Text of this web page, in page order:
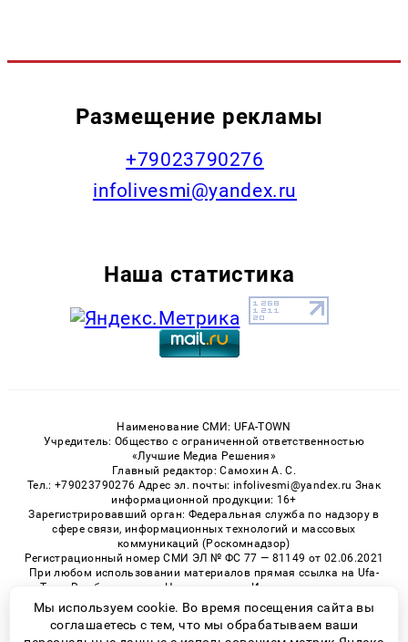
Размещение рекламы
+79023790276
infolivesmi@yandex.ru
Наша статистика
Наименование СМИ: UFA-TOWN
Учредитель: Общество с ограниченной ответственностью
«Лучшие Медиа Решения»
Главный редактор: Самохин А. С.
Тел.: +79023790276 Адрес эл. почты: infolivesmi@yandex.ru Знак
информационной продукции: 16+
Зарегистрировавший орган: Федеральная служба по надзору в
сфере связи, информационных технологий и массовых
коммуникаций (Роскомнадзор)
Регистрационный номер СМИ ЭЛ № ФС 77 — 81149 от 02.06.2021
При любом использовании материалов прямая ссылка на Ufa-
Town.Ru обязательна. Цитирование в Интернете возможно
только при наличии письменного разрешения.
Мы используем cookie. Во время посещения сайта вы
соглашаетесь с тем, что мы обрабатываем ваши